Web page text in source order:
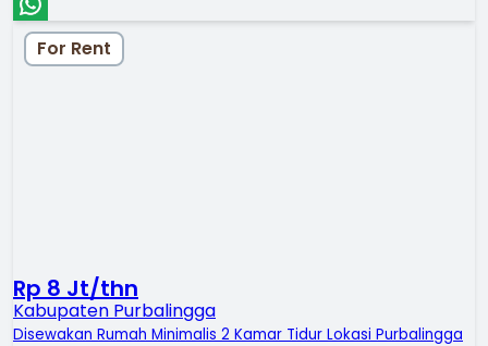
For Rent
Rp 8 Jt/thn
Kabupaten Purbalingga
Disewakan Rumah Minimalis 2 Kamar Tidur Lokasi Purbalingga